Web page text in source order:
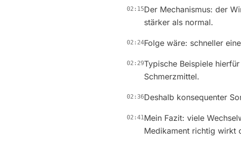
02:15Der Mechanismus: der
stärker als normal.
02:24Folge wäre: schneller
02:29Typische Beispiele
Schmerzmittel.
02:36Deshalb konsequenter
02:41Mein Fazit: viele
Medikament richtig wirkt